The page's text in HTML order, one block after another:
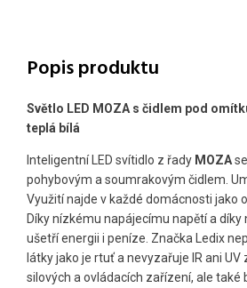
Popis produktu
Světlo LED MOZA s čidlem pod
teplá bílá
Inteligentní LED svítidlo z řady MOZA
pohybovým a soumrakovým čidlem.
Využití najde v každé domácnosti jako
Díky nízkému napájecímu napětí a
ušetří energii i peníze. Značka Ledix
látky jako je rtuť a nevyzařuje IR ani UV
silových a ovládacích zařízení, ale také